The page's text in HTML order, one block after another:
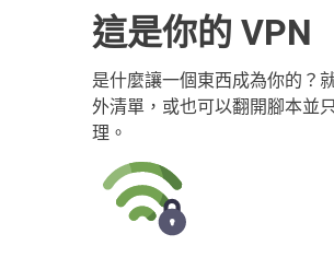
這是你的 VPN
是什麼讓一個東西成為你的？
外清單，或也可以翻開腳本並
理。